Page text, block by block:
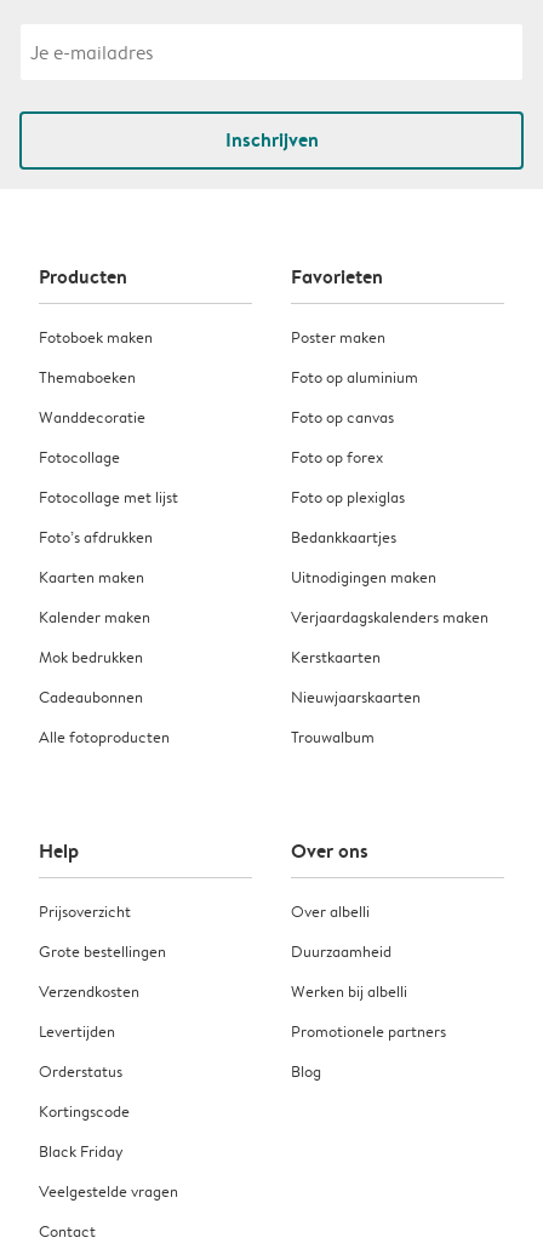
Inschrijven
Producten
Fotoboek maken
Themaboeken
Wanddecoratie
Fotocollage
Fotocollage met lijst
Foto’s afdrukken
Kaarten maken
Kalender maken
Mok bedrukken
Cadeaubonnen
Alle fotoproducten
Favorieten
Poster maken
Foto op aluminium
Foto op canvas
Foto op forex
Foto op plexiglas
Bedankkaartjes
Uitnodigingen maken
Verjaardagskalenders maken
Kerstkaarten
Nieuwjaarskaarten
Trouwalbum
Help
Prijsoverzicht
Grote bestellingen
Verzendkosten
Levertijden
Orderstatus
Kortingscode
Black Friday
Veelgestelde vragen
Contact
Over ons
Over albelli
Duurzaamheid
Werken bij albelli
Promotionele partners
Blog